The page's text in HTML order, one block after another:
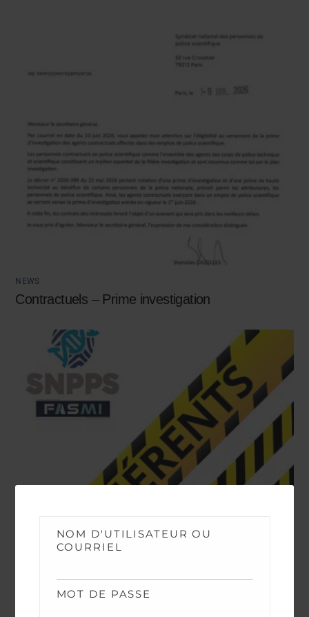
NOM D'UTILISATEUR OU
COURRIEL
MOT DE PASSE
NEWS
Contractuels – Prime investigation
Avancements TPTS et IPTS 2026